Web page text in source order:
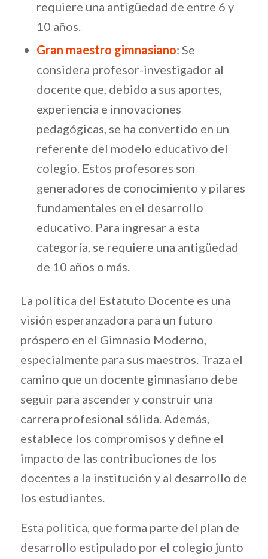
requiere una antigüedad de entre 6 y
10 años.
Gran maestro gimnasiano: Se
considera profesor-investigador al
docente que, debido a sus aportes,
experiencia e innovaciones
pedagógicas, se ha convertido en un
referente del modelo educativo del
colegio. Estos profesores son
generadores de conocimiento y pilares
fundamentales en el desarrollo
educativo. Para ingresar a esta
categoría, se requiere una antigüedad
de 10 años o más.
La política del Estatuto Docente es una
visión esperanzadora para un futuro
próspero en el Gimnasio Moderno,
especialmente para sus maestros. Traza el
camino que un docente gimnasiano debe
seguir para ascender y construir una
carrera profesional sólida. Además,
establece los compromisos y define el
impacto de las contribuciones de los
docentes a la institución y al desarrollo de
los estudiantes.
Esta política, que forma parte del plan de
desarrollo estipulado por el colegio junto